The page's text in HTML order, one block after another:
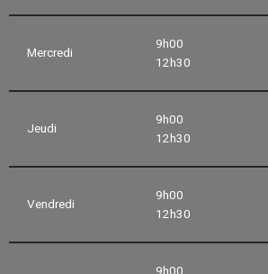
Mercredi
9h00
12h30
Jeudi
9h00
12h30
Vendredi
9h00
12h30
9h00